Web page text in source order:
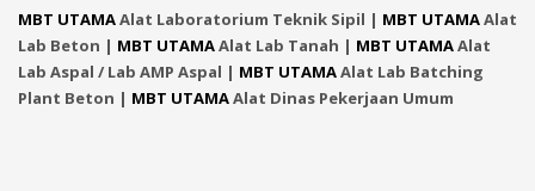
MBT UTAMAAlat Laboratorium Teknik Sipil | MBT UTAMAAlat
Lab Beton | MBT UTAMAAlat Lab Tanah | MBT UTAMAAlat
Lab Aspal / Lab AMP Aspal | MBT UTAMAAlat Lab Batching
Plant Beton | MBT UTAMAAlat Dinas Pekerjaan Umum